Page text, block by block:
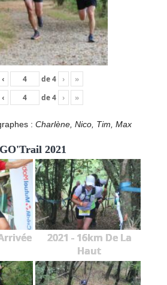
‹ de4 ›
»
‹ de4 › »
: Charlène, Nico, Tim, Max
GO'Trail 2021
2021 - 16km De La
Haut